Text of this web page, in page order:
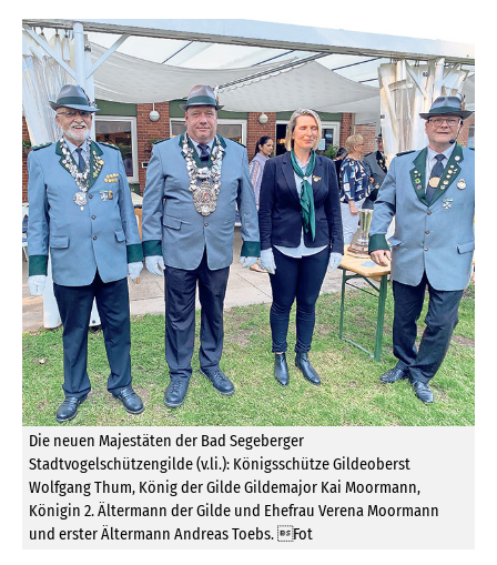
Die neuen Majestäten der Bad Segeberger
Stadtvogelschützengilde (v.li.): Königsschütze Gildeoberst
Wolfgang Thum, König der Gilde Gildemajor Kai Moormann,
Königin 2. Ältermann der Gilde und Ehefrau Verena Moormann
und erster Ältermann Andreas Toebs. Fot